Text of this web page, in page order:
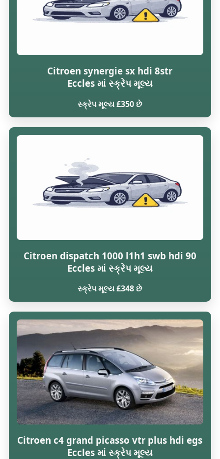
Citroen synergie sx hdi 8str
Eccles માં સ્ક્રેપ મૂલ્ય
સ્ક્રેપ મૂલ્ય £350 છે
Citroen dispatch 1000 l1h1 swb hdi 90
Eccles માં સ્ક્રેપ મૂલ્ય
સ્ક્રેપ મૂલ્ય £348 છે
Citroen c4 grand picasso vtr plus hdi egs
Eccles માં સ્ક્રેપ મૂલ્ય